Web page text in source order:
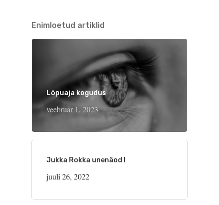
Enimloetud artiklid
Lõpuaja kogudus
veebruar 1, 2023
Jukka Rokka unenäod I
juuli 26, 2022